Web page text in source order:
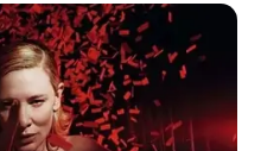
de Curitiba
de hortaliças aos
4 de junho de 2020